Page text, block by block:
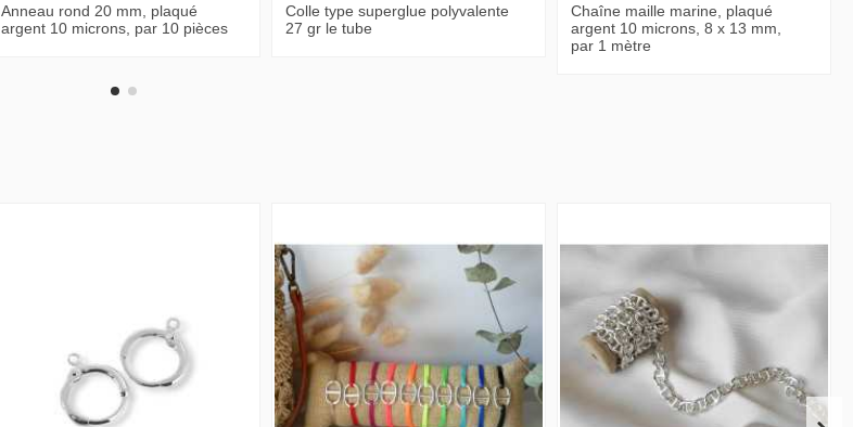
Anneau rond 20 mm, plaqué
argent 10 microns, par 10 pièces
Colle type superglue polyvalente
27 gr le tube
Chaîne maille marine, plaqué
argent 10 microns, 8 x 13 mm,
par 1 mètre